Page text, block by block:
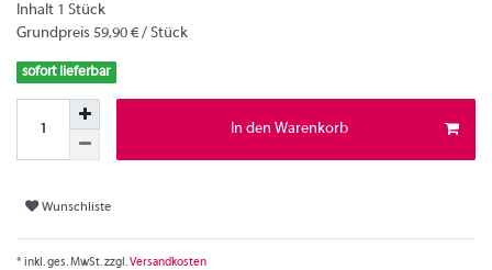
Inhalt 1 Stück
Grundpreis 59,90 € / Stück
sofort lieferbar
In den Warenkorb
Wunschliste
* inkl. ges. MwSt. zzgl.Versandkosten